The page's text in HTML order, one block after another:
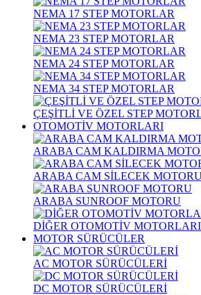
NEMA 17 STEP MOTORLAR
NEMA 23 STEP MOTORLAR
NEMA 24 STEP MOTORLAR
NEMA 34 STEP MOTORLAR
ÇEŞİTLİ VE ÖZEL STEP
OTOMOTİV MOTORLARI
ARABA CAM KALDIRMA
ARABA CAM SİLECEK
ARABA SUNROOF MOTORU
DİĞER OTOMOTİV MOTORLARI
MOTOR SÜRÜCÜLER
AC MOTOR SÜRÜCÜLERİ
DC MOTOR SÜRÜCÜLERİ